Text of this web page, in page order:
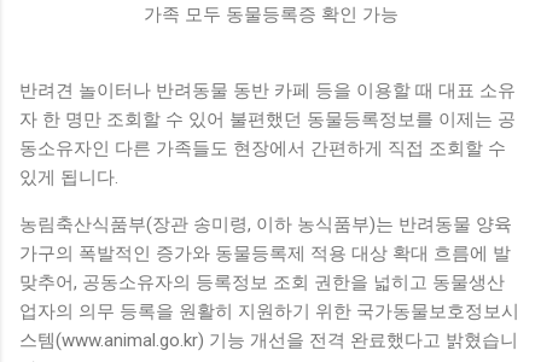
가족 모두 동물등록증 확인 가능
반려견 놀이터나 반려동물 동반 카페 등을 이용할 때 대표 소유
자 한 명만 조회할 수 있어 불편했던 동물등록정보를 이제는 공
동소유자인 다른 가족들도 현장에서 간편하게 직접 조회할 수
있게 됩니다.
농림축산식품부(장관 송미령, 이하 농식품부)는 반려동물 양육
가구의 폭발적인 증가와 동물등록제 적용 대상 확대 흐름에 발
맞추어, 공동소유자의 등록정보 조회 권한을 넓히고 동물생산
업자의 의무 등록을 원활히 지원하기 위한 국가동물보호정보시
스템(www.animal.go.kr) 기능 개선을 전격 완료했다고 밝혔습니